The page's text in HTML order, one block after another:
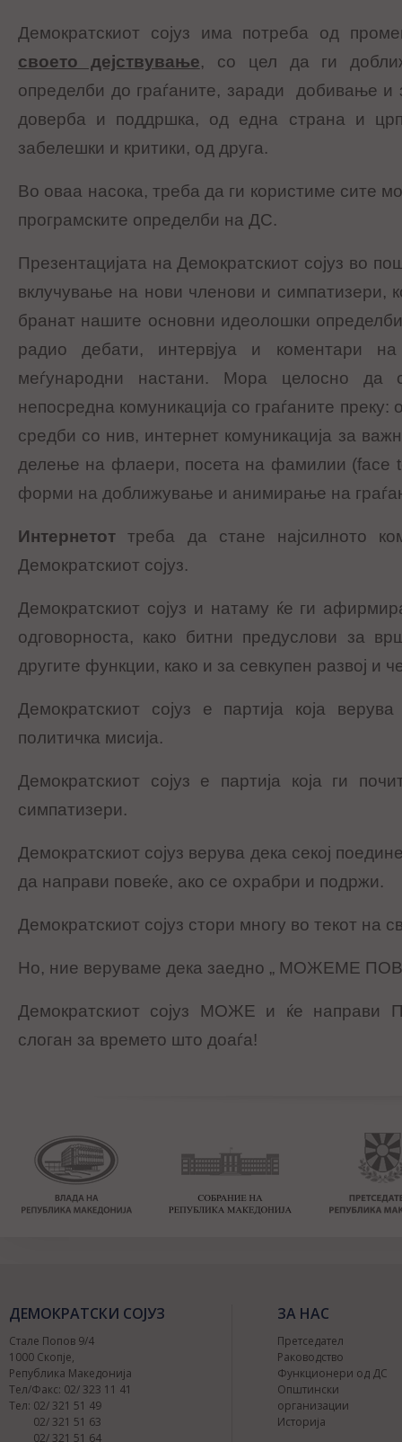
Демократскиот сојуз има потреба од
своето дејствување, со цел да ги
определби до граѓаните, заради добивање и
доверба и поддршка, од една страна и
забелешки и критики, од друга.
Во оваа насока, треба да ги користиме сите
програмските определби на ДС.
Презентацијата на Демократскиот сојуз во
вклучување на нови членови и симпатизери,
бранат нашите основни идеолошки
радио дебати, интервјуа и коментари
меѓународни настани. Мора целосно
непосредна комуникација со граѓаните
средби со нив, интернет комуникација за
делење на флаери, посета на фамилии (face
форми на доближување и анимирање на
Интернетот треба да стане најсилното
Демократскиот сојуз.
Демократскиот сојуз и натаму ќе ги
одговорноста, како битни предуслови за
другите функции, како и за севкупен развој и
Демократскиот сојуз е партија која
политичка мисија.
Демократскиот сојуз е партија која ги
симпатизери.
Демократскиот сојуз верува дека секој
да направи повеќе, ако се охрабри и подржи.
Демократскиот сојуз стори многу во текот на
Но, ние веруваме дека заедно „ МОЖЕМЕ
Демократскиот сојуз МОЖЕ и ќе
слоган за времето што доаѓа!
ДЕМОКРАТСКИ СОЈУЗ
Стале Попов 9/4
1000 Скопје,
Република Македонија
Тел/Факс: 02/ 323 11 41
Тел: 02/ 321 51 49
02/ 321 51 63
02/ 321 51 64
ЗА НАС
Претседател
Раководство
Функционери од ДС
Општински
организации
Историја